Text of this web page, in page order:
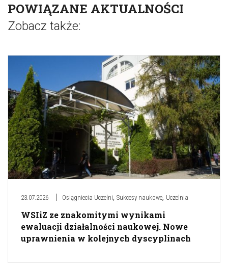
POWIĄZANE AKTUALNOŚCI
Zobacz także:
23.07.2026 Osiągniecia Uczelni, Sukcesy naukowe, Uczelnia
WSIiZ ze znakomitymi wynikami
ewaluacji działalności naukowej. Nowe
uprawnienia w kolejnych dyscyplinach